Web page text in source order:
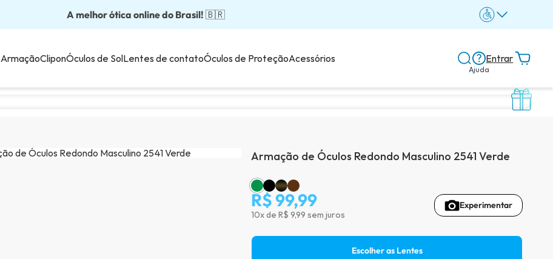
A melhor ótica online do Brasil! 🇧🇷
Óculos completos partir: R$199
Adquira em até 10x sem juros!💙
Enviamos para todo o Brasil!
Óculos de grau com preço justo!
ArmaçãoCliponÓculos de SolLentes de contatoÓculos de ProteçãoAcessórios
Ajuda
Entrar
Armação de Óculos Redondo Masculino 2541 Verde
R$ 99,99
10x de R$ 9,99 sem juros
Experimentar
Escolher as Lentes